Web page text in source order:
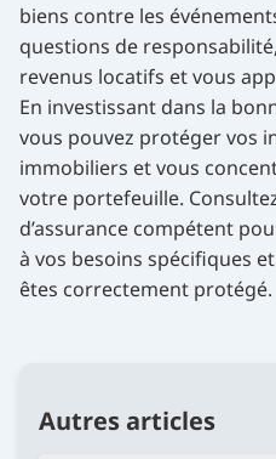
biens contre les
questions de
revenus locatifs et vous
En investissant dans la
vous pouvez protéger vos
immobiliers et vous
votre portefeuille.
d’assurance compétent
à vos besoins spécifiques
êtes correctement protégé.
Autres articles